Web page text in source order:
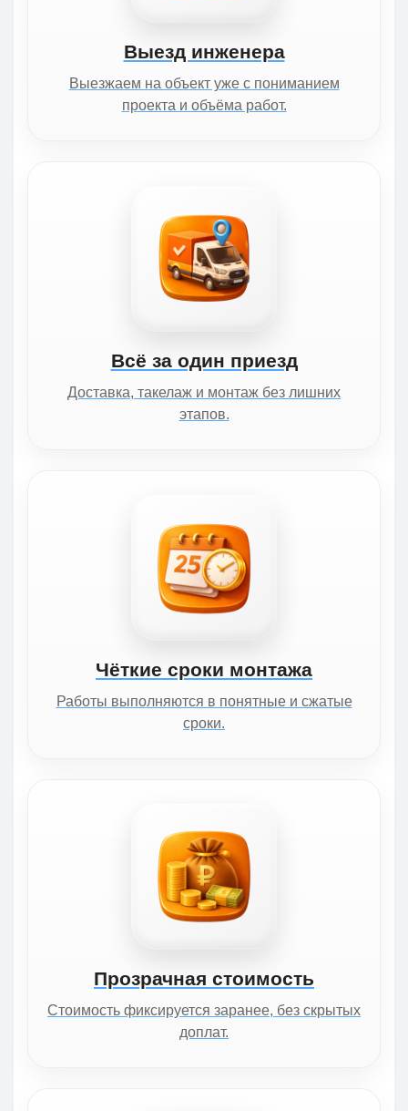
Выезд инженера
Выезжаем на объект уже с пониманием
проекта и объёма работ.
Всё за один приезд
Доставка, такелаж и монтаж без лишних
этапов.
Чёткие сроки монтажа
Работы выполняются в понятные и сжатые
сроки.
Прозрачная стоимость
Стоимость фиксируется заранее, без скрытых
доплат.